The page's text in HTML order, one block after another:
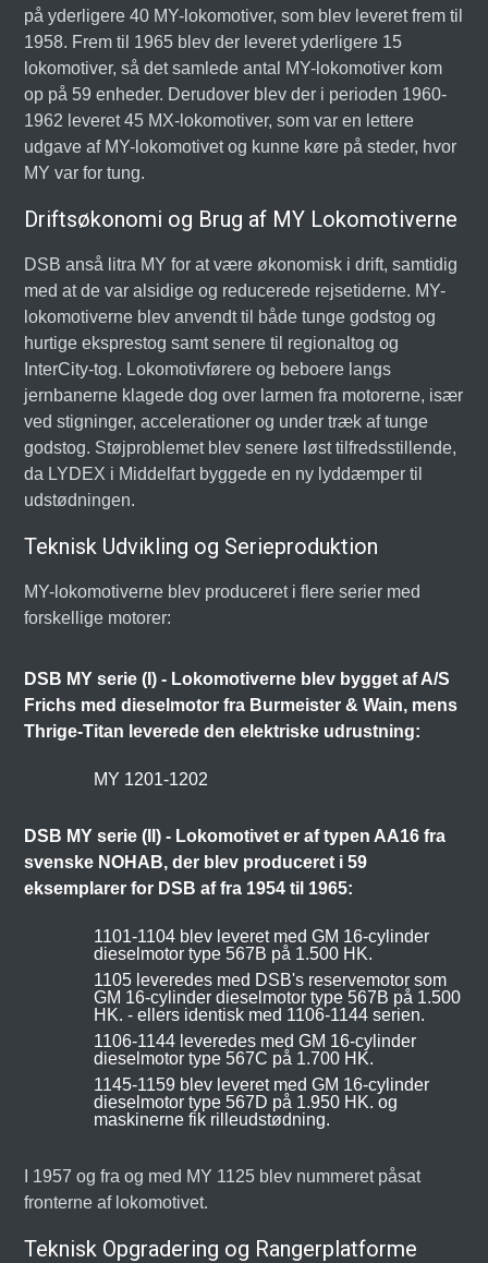
på yderligere 40 MY-lokomotiver, som blev leveret frem til
1958. Frem til 1965 blev der leveret yderligere 15
lokomotiver, så det samlede antal MY-lokomotiver kom
op på 59 enheder. Derudover blev der i perioden 1960-
1962 leveret 45 MX-lokomotiver, som var en lettere
udgave af MY-lokomotivet og kunne køre på steder, hvor
MY var for tung.
Driftsøkonomi og Brug af MY Lokomotiverne
DSB anså litra MY for at være økonomisk i drift, samtidig
med at de var alsidige og reducerede rejsetiderne. MY-
lokomotiverne blev anvendt til både tunge godstog og
hurtige eksprestog samt senere til regionaltog og
InterCity-tog. Lokomotivførere og beboere langs
jernbanerne klagede dog over larmen fra motorerne, især
ved stigninger, accelerationer og under træk af tunge
godstog. Støjproblemet blev senere løst tilfredsstillende,
da LYDEX i Middelfart byggede en ny lyddæmper til
udstødningen.
Teknisk Udvikling og Serieproduktion
MY-lokomotiverne blev produceret i flere serier med
forskellige motorer:
DSB MY serie (I) - Lokomotiverne blev bygget af A/S
Frichs med dieselmotor fra Burmeister & Wain, mens
Thrige-Titan leverede den elektriske udrustning:
MY 1201-1202
DSB MY serie (II) - Lokomotivet er af typen AA16 fra
svenske NOHAB, der blev produceret i 59
eksemplarer for DSB af fra 1954 til 1965:
1101-1104 blev leveret med GM 16-cylinder
dieselmotor type 567B på 1.500 HK.
1105 leveredes med DSB's reservemotor som
GM 16-cylinder dieselmotor type 567B på 1.500
HK. - ellers identisk med 1106-1144 serien.
1106-1144 leveredes med GM 16-cylinder
dieselmotor type 567C på 1.700 HK.
1145-1159 blev leveret med GM 16-cylinder
dieselmotor type 567D på 1.950 HK. og
maskinerne fik rilleudstødning.
I 1957 og fra og med MY 1125 blev nummeret påsat
fronterne af lokomotivet.
Teknisk Opgradering og Rangerplatforme